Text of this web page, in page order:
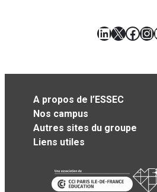
LinkedIn
X
A propos de l’ESSEC
Nos campus
Autres sites du groupe
Liens utiles